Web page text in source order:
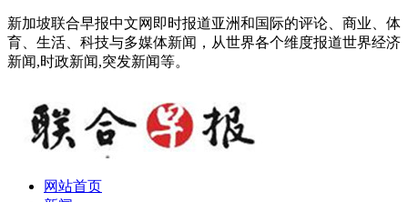
新加坡联合早报中文网即时报道亚洲和国际的评论、商业、体
育、生活、科技与多媒体新闻，从世界各个维度报道世界经济
新闻,时政新闻,突发新闻等。
网站首页